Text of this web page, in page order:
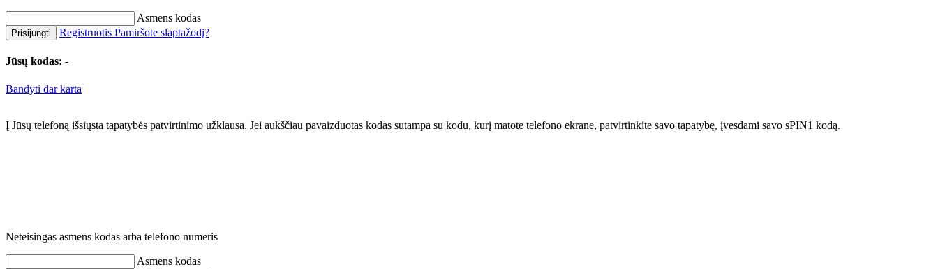
Asmens kodas
Prisijungti Registruotis Pamiršote slaptažodį?
Jūsų kodas: -
Bandyti dar karta
Į Jūsų telefoną išsiųsta tapatybės patvirtinimo užklausa. Jei aukščiau pavaizduotas kodas sutampa su kodu, kurį matote telefono ekrane, patvirtinkite savo tapatybę, įvesdami savo sPIN1 kodą.
Neteisingas asmens kodas arba telefono numeris
Asmens kodas